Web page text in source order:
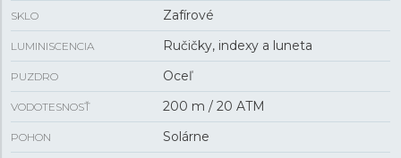
SKLO Zafírové
LUMINISCENCIA Ručičky, indexy a luneta
PUZDRO Oceľ
VODOTESNOSŤ 200 m / 20 ATM
POHON Solárne